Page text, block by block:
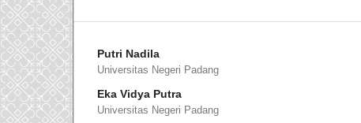
Putri Nadila
Universitas Negeri Padang
Eka Vidya Putra
Universitas Negeri Padang